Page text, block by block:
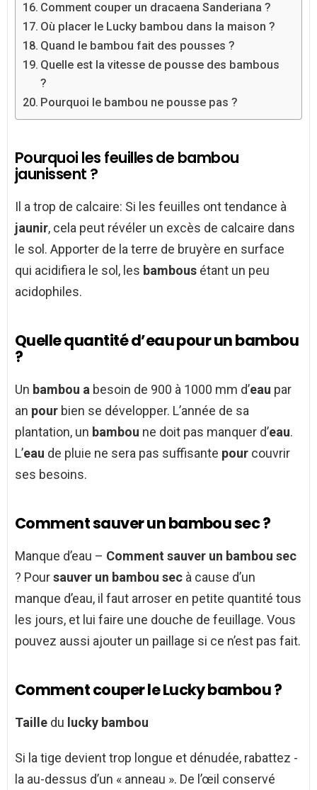
Comment couper un dracaena Sanderiana ?
Où placer le Lucky bambou dans la maison ?
Quand le bambou fait des pousses ?
Quelle est la vitesse de pousse des bambous
?
Pourquoi le bambou ne pousse pas ?
Pourquoi les feuilles de bambou
jaunissent ?
Il a trop de calcaire: Si les feuilles ont tendance à
jaunir, cela peut révéler un excès de calcaire dans
le sol. Apporter de la terre de bruyère en surface
qui acidifiera le sol, les bambous étant un peu
acidophiles.
Quelle quantité d’eau pour un bambou
?
Un bambou a besoin de 900 à 1000 mm d’eau par
an pour bien se développer. L’année de sa
plantation, un bambou ne doit pas manquer d’eau.
L’eau de pluie ne sera pas suffisante pour couvrir
ses besoins.
Comment sauver un bambou sec ?
Manque d’eau – Comment sauver un bambou sec
? Poursauver un bambou sec à cause d’un
manque d’eau, il faut arroser en petite quantité tous
les jours, et lui faire une douche de feuillage. Vous
pouvez aussi ajouter un paillage si ce n’est pas fait.
Comment couper le Lucky bambou ?
Taille du lucky bambou
Si la tige devient trop longue et dénudée, rabattez -
la au-dessus d’un « anneau ». De l’œil conservé